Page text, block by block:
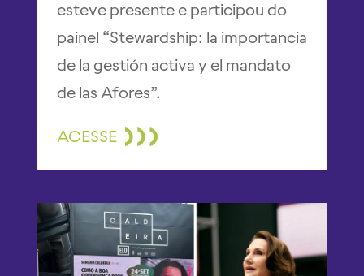
esteve presente e participou do
painel “Stewardship: la importancia
de la gestión activa y el mandato
de las Afores”.
ACESSE